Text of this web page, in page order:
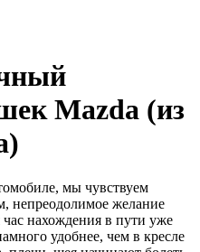
Mazda (из
мы чувствуем
непреодолимое желание
час нахождения в пути уже
удобнее, чем в кресле